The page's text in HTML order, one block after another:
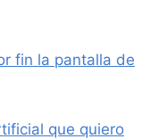
fin la pantalla de
que quiero